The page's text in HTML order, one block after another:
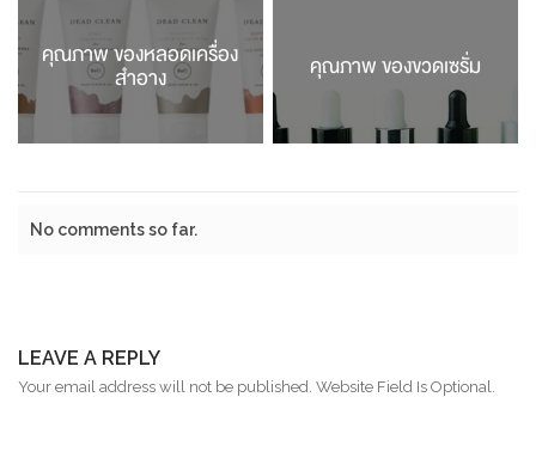
คุณภาพ ของขวดเซรั่ม
คุณภาพ ของหลอดเครื่อง
สำอาง
No comments so far.
LEAVE A REPLY
Your email address will not be published. Website Field Is Optional.